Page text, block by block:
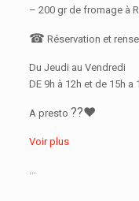
– 200 gr de fromage à
☎ Réservation et
Du Jeudi au Vendredi
DE 9h à 12h et de 15h a
A presto ??❤️
Voir plus